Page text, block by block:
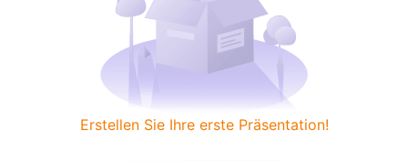
Erstellen Sie Ihre erste Präsentation!